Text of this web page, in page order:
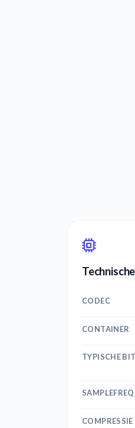
CODEC
CONTAINER
TYPISCHE
COMPRESSIE